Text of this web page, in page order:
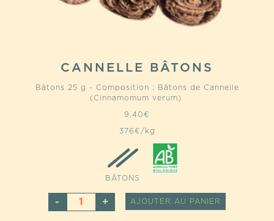
CANNELLE BÂTONS
Bâtons 25 g - Composition : Bâtons de Cannelle
(Cinnamomum verum)
9,40€
376€/kg
BÂTONS
QUANTITÉ
AJOUTER AU PANIER